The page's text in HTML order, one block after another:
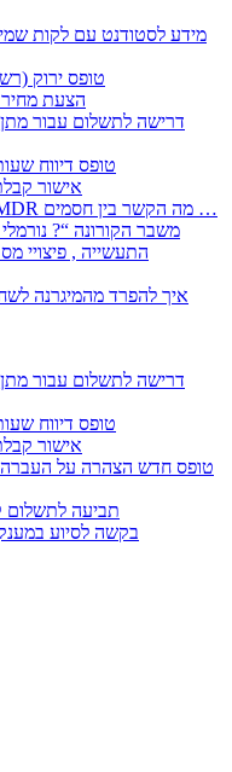
טופס ירוק (רש”ל 18) בקשה להוצאת
2352 – הצעת
2356 – טופס
2357 –
– לבעלי עסקים ובעולם העבודה EMDR מה הקשר בין חסמים …
– משבר הקורונה “? נורמלי החדש
2356 – טופס
2357 –
266 – תביעה
267 – בקשה לסיוע